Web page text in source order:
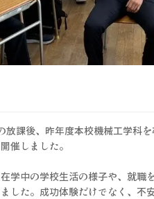
放課後、昨年度本校機械工学科
催しました。
学中の学校生活の様子や、就
した。成功体験だけでなく、